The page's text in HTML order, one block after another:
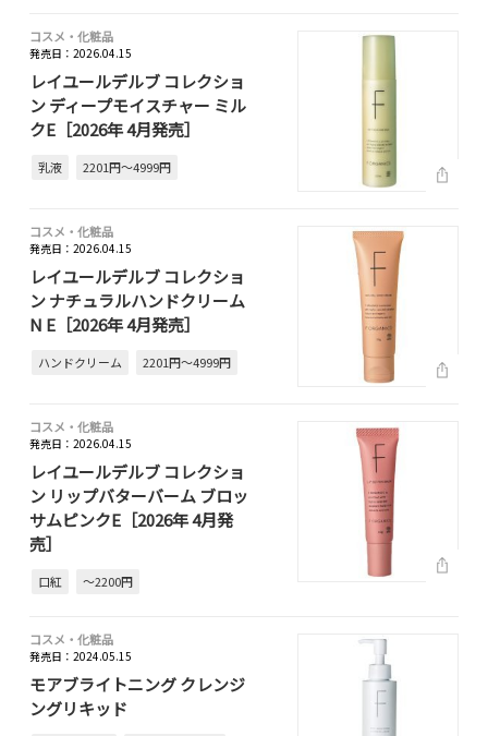
コスメ・化粧品
発売日：2026.04.15
レイユールデルブ コレクショ
ン ディープモイスチャー ミル
クE［2026年 4月発売］
乳液 2201円～4999円
コスメ・化粧品
発売日：2026.04.15
レイユールデルブ コレクショ
ン ナチュラルハンドクリーム
N E［2026年 4月発売］
ハンドクリーム 2201円～4999円
コスメ・化粧品
発売日：2026.04.15
レイユールデルブ コレクショ
ン リップバターバーム ブロッ
サムピンクE［2026年 4月発
売］
口紅 ～2200円
コスメ・化粧品
発売日：2024.05.15
モアブライトニング クレンジ
ングリキッド